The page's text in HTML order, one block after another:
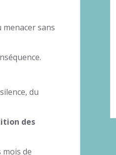
sans
du
des
mois de